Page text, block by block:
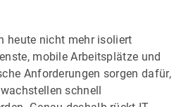
heute nicht mehr isoliert
mobile Arbeitsplätze und
Anforderungen sorgen dafür,
schnell